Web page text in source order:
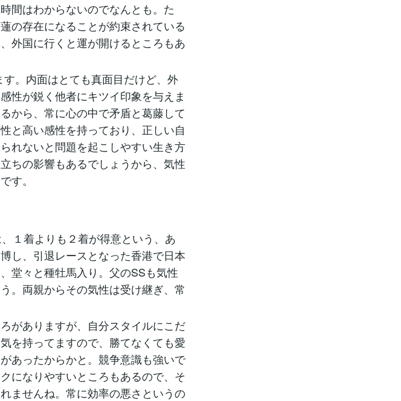
間はわからないのでなんとも。た
の存在になることが約束されている
外国に行くと運が開けるところもあ
。内面はとても真面目だけど、外
性が鋭く他者にキツイ印象を与えま
から、常に心の中で矛盾と葛藤して
と高い感性を持っており、正しい自
れないと問題を起こしやすい生き方
ちの影響もあるでしょうから、気性
す。
１着よりも２着が得意という、あ
し、引退レースとなった香港で日本
堂々と種牡馬入り。父のSSも気性
。両親からその気性は受け継ぎ、常
がありますが、自分スタイルにこだ
を持ってますので、勝てなくても愛
あったからかと。競争意識も強いで
になりやすいところもあるので、そ
ませんね。常に効率の悪さというの